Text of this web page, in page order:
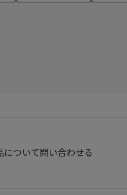
について問い合わせる